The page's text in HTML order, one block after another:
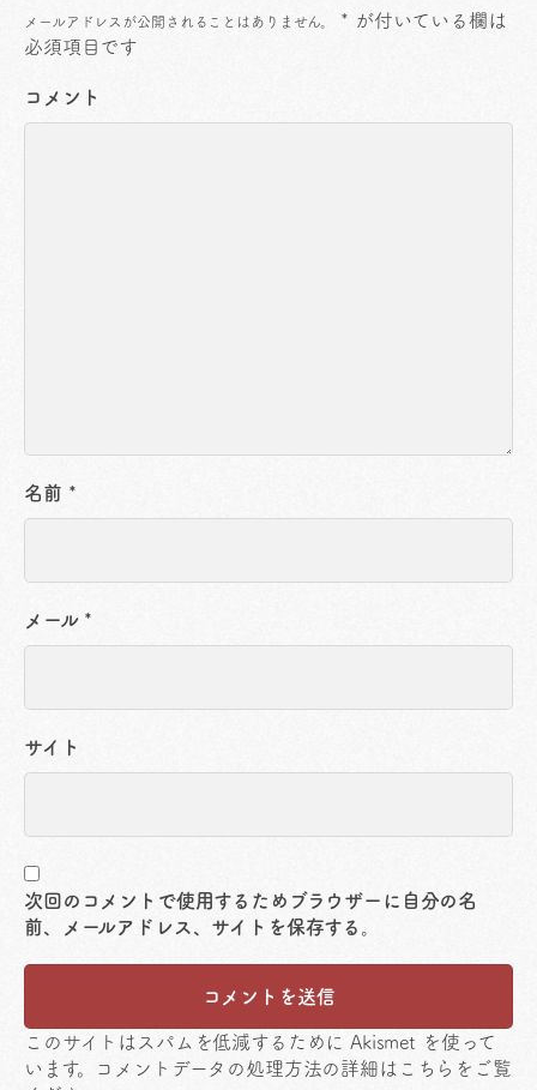
メールアドレスが公開されることはありません。 * が付いている欄は
必須項目です
コメント
名前 *
メール *
サイト
次回のコメントで使用するためブラウザーに自分の名
前、メールアドレス、サイトを保存する。
このサイトはスパムを低減するために Akismet を使って
います。
コメントデータの処理方法の詳細はこちらをご覧